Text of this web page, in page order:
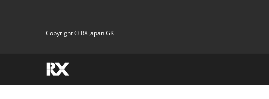
Copyright © RX Japan GK